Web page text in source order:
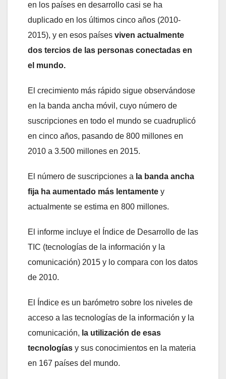
en los países en desarrollo casi se ha
duplicado en los últimos cinco años (2010-
2015), y en esos países viven actualmente
dos tercios de las personas conectadas en
el mundo.
El crecimiento más rápido sigue observándose
en la banda ancha móvil, cuyo número de
suscripciones en todo el mundo se cuadruplicó
en cinco años, pasando de 800 millones en
2010 a 3.500 millones en 2015.
El número de suscripciones a la banda ancha
fija ha aumentado más lentamente y
actualmente se estima en 800 millones.
El informe incluye el Índice de Desarrollo de las
TIC (tecnologías de la información y la
comunicación) 2015 y lo compara con los datos
de 2010.
El Índice es un barómetro sobre los niveles de
acceso a las tecnologías de la información y la
comunicación, la utilización de esas
tecnologías y sus conocimientos en la materia
en 167 países del mundo.